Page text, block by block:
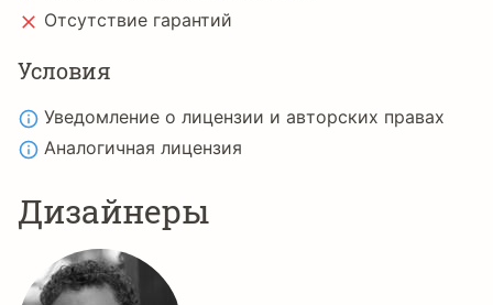
Отсутствие гарантий
Условия
Уведомление о лицензии и авторских правах
Аналогичная лицензия
Дизайнеры